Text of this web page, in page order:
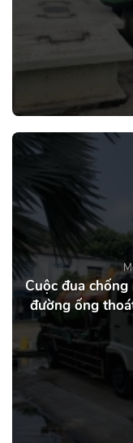
Cuộc đua
đường ống